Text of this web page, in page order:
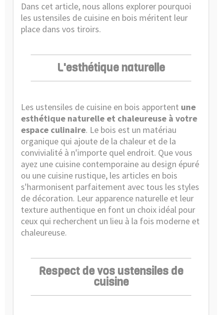
Dans cet article, nous allons explorer pourquoi
les ustensiles de cuisine en bois méritent leur
place dans vos tiroirs.
L'esthétique naturelle
Les ustensiles de cuisine en bois apportent une
esthétique naturelle et chaleureuse à votre
espace culinaire. Le bois est un matériau
organique qui ajoute de la chaleur et de la
convivialité à n'importe quel endroit. Que vous
ayez une cuisine contemporaine au design épuré
ou une cuisine rustique, les articles en bois
s'harmonisent parfaitement avec tous les styles
de décoration. Leur apparence naturelle et leur
texture authentique en font un choix idéal pour
ceux qui recherchent un lieu à la fois moderne et
chaleureuse.
Respect de vos ustensiles de
cuisine